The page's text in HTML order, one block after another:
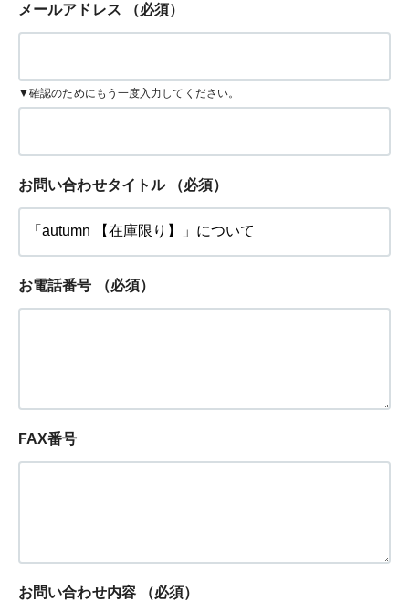
メールアドレス （必須）
▼確認のためにもう一度入力してください。
お問い合わせタイトル （必須）
お電話番号 （必須）
FAX番号
お問い合わせ内容 （必須）